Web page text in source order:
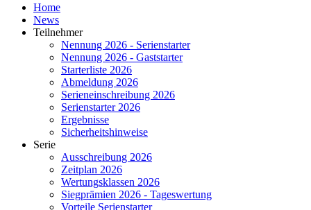
Home
News
Teilnehmer
Nennung 2026 - Serienstarter
Nennung 2026 - Gaststarter
Starterliste 2026
Abmeldung 2026
Serieneinschreibung 2026
Serienstarter 2026
Ergebnisse
Sicherheitshinweise
Serie
Ausschreibung 2026
Zeitplan 2026
Wertungsklassen 2026
Siegprämien 2026 - Tageswertung
Vorteile Serienstarter